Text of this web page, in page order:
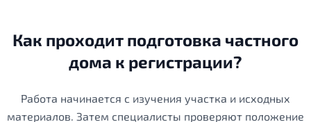
Как проходит подготовка частного
дома к регистрации?
Работа начинается с изучения участка и исходных
материалов. Затем специалисты проверяют положение